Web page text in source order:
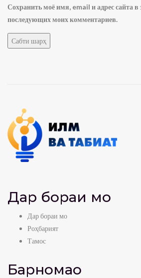
Сохранить моё имя, email и адрес сайта в
последующих моих комментариев.
Дар бораи мо
Дар бораи мо
Роҳбарият
Тамос
Барномаҳо